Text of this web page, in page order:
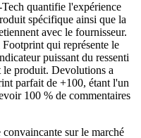
quantifie l'expérience
spécifique ainsi que la
avec le fournisseur.
qui représente le
puissant du ressenti
le produit. Devolutions a
parfait de +100, étant l'un
100 % de commentaires
sur le marché